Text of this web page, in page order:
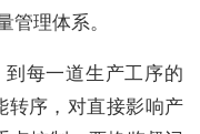
理体系。
每一道生产工序的
转序，对直接影响产